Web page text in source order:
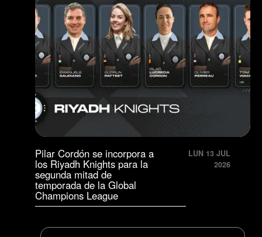
LUN 13 JUL
2026
Pilar Cordón se incorpora a
los Riyadh Knights para la
segunda mitad de
temporada de la Global
Champions League